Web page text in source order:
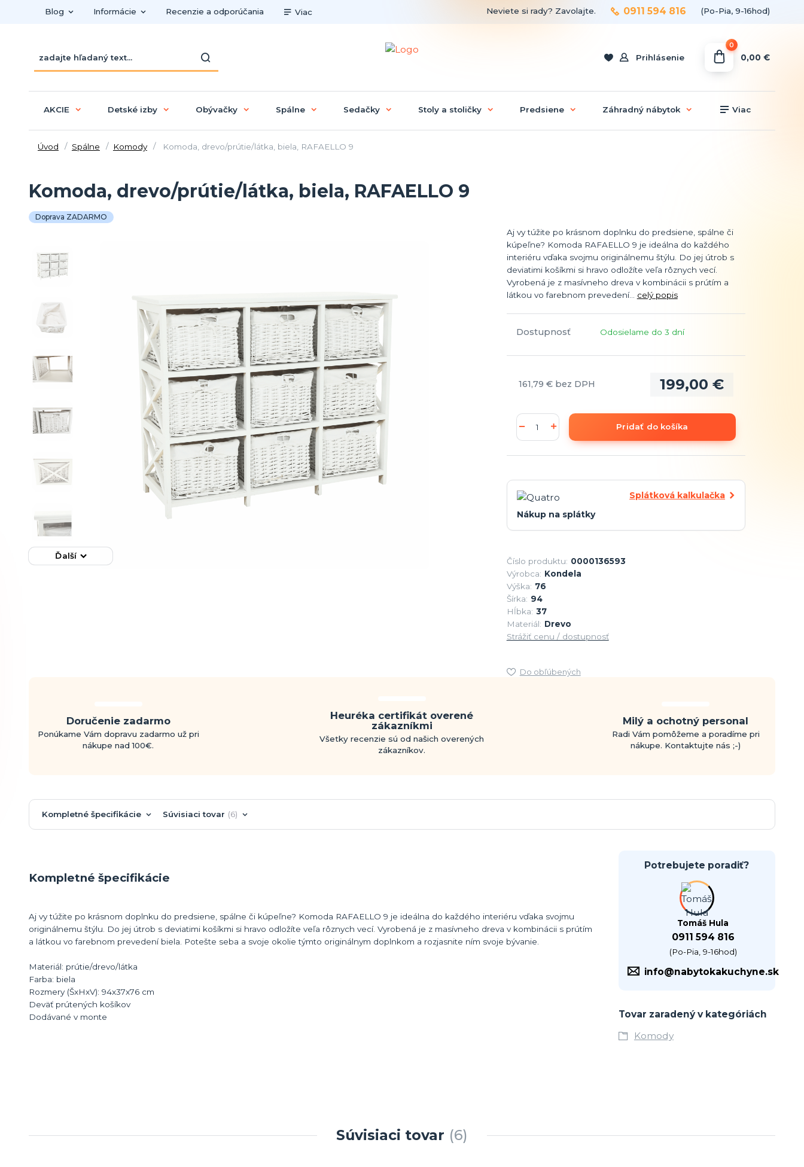
Blog Informácie Recenzie a odporúčania Viac
Prihlásenie
Neviete si rady? Zavolajte. 0911 594 816 (Po-Pia, 9-16hod)
0
0,00 €
AKCIE Detské izby Obývačky Spálne Sedačky Stoly a stoličky Predsiene Záhradný nábytok Viac
Úvod Spálne Komody Komoda, drevo/prútie/látka, biela, RAFAELLO 9
Komoda, drevo/prútie/látka, biela, RAFAELLO 9
Doprava ZADARMO
Ďalší
Aj vy túžite po krásnom doplnku do predsiene, spálne či
kúpeľne? Komoda RAFAELLO 9 je ideálna do každého
interiéru vďaka svojmu originálnemu štýlu. Do jej útrob s
deviatimi košíkmi si hravo odložíte veľa rôznych vecí.
Vyrobená je z masívneho dreva v kombinácii s prútím a
látkou vo farebnom prevedení... celý popis
Dostupnosť Odosielame do 3 dní
199,00 €
161,79 € bez DPH
Pridať do košíka
Splátková kalkulačka
Nákup na splátky
Číslo produktu: 0000136593
Výrobca: Kondela
Výška: 76
Šírka: 94
Hĺbka: 37
Materiál: Drevo
Strážiť cenu / dostupnosť
Do obľúbených
Doručenie zadarmo
Ponúkame Vám dopravu zadarmo už pri
nákupe nad 100€.
Heuréka certifikát overené
zákazníkmi
Všetky recenzie sú od našich overených
zákazníkov.
Milý a ochotný personal
Radi Vám pomôžeme a poradíme pri
nákupe. Kontaktujte nás ;-)
Kompletné špecifikácie Súvisiaci tovar 6
Kompletné špecifikácie
Aj vy túžite po krásnom doplnku do predsiene, spálne či kúpeľne? Komoda RAFAELLO 9 je ideálna do každého interiéru vďaka svojmu
originálnemu štýlu. Do jej útrob s deviatimi košíkmi si hravo odložíte veľa rôznych vecí. Vyrobená je z masívneho dreva v kombinácii s prútím
a látkou vo farebnom prevedení biela. Potešte seba a svoje okolie týmto originálnym doplnkom a rozjasnite ním svoje bývanie.
Materiál: prútie/drevo/látka
Farba: biela
Rozmery (ŠxHxV): 94x37x76 cm
Deväť prútených košíkov
Dodávané v monte
Potrebujete poradiť?
Tomáš Hula
0911 594 816
(Po-Pia, 9-16hod)
info@nabytokakuchyne.sk
Tovar zaradený v kategóriách
Komody
Súvisiaci tovar 6